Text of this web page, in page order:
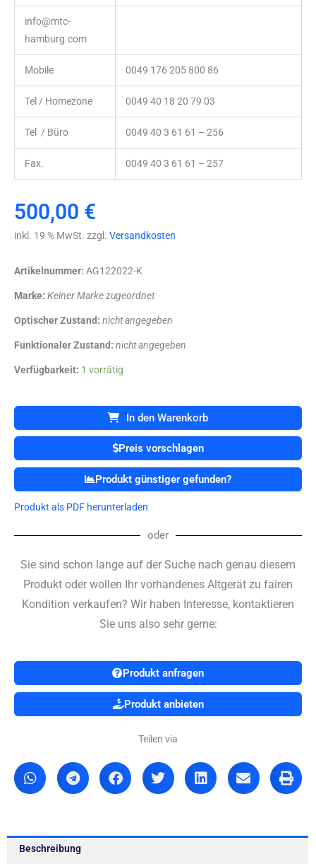
info@mtc-
hamburg.com
Mobile 0049 176 205 800 86
Tel / Homezone 0049 40 18 20 79 03
Tel / Büro 0049 40 3 61 61 – 256
Fax. 0049 40 3 61 61 – 257
500,00 €
inkl. 19 % MwSt. zzgl. Versandkosten
Artikelnummer: AG122022-K
Marke: Keiner Marke zugeordnet
Optischer Zustand: nicht angegeben
Funktionaler Zustand: nicht angegeben
Verfügbarkeit: 1 vorrätig
PHILIPS
M
3014
A
CO2
Menge
In den Warenkorb
Preis vorschlagen
Produkt günstiger gefunden?
Produkt als PDF herunterladen
oder
Sie sind schon lange auf der Suche nach genau diesem
Produkt oder wollen Ihr vorhandenes Altgerät zu fairen
Kondition verkaufen? Wir haben Interesse, kontaktieren
Sie uns also sehr gerne:
Produkt anfragen
Produkt anbieten
Teilen via
Beschreibung